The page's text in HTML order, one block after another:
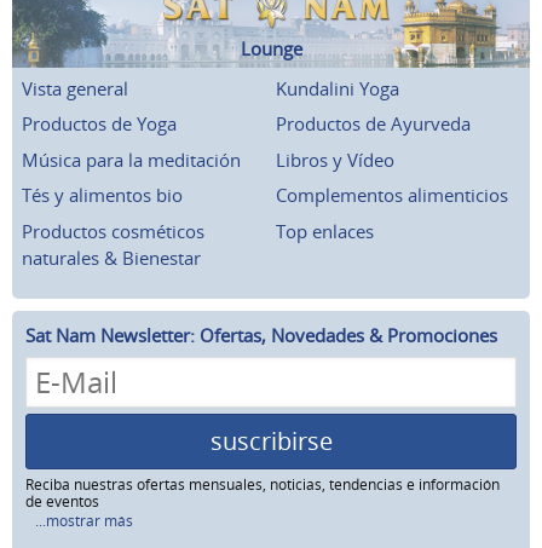
Lounge
Vista general
Kundalini Yoga
Productos de Yoga
Productos de Ayurveda
Música para la meditación
Libros y Vídeo
Tés y alimentos bio
Complementos alimenticios
Productos cosméticos
naturales & Bienestar
Top enlaces
Sat Nam Newsletter: Ofertas, Novedades & Promociones
suscribirse
Reciba nuestras ofertas mensuales, noticias, tendencias e información
de eventos
...mostrar más